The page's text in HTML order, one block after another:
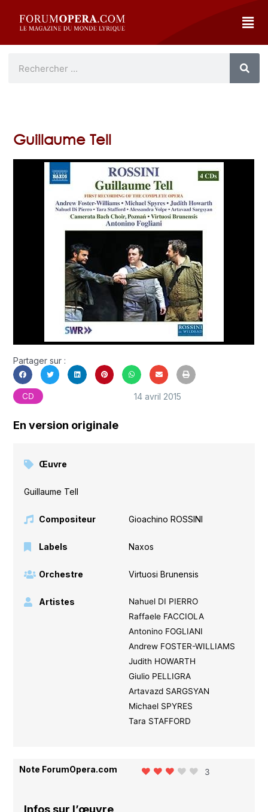
Guillaume Tell
Partager sur :
CD 14 avril 2015
En version originale
Œuvre
Guillaume Tell
Compositeur Gioachino ROSSINI
Labels Naxos
Orchestre Virtuosi Brunensis
Artistes
Nahuel DI PIERRO
Raffaele FACCIOLA
Antonino FOGLIANI
Andrew FOSTER-WILLIAMS
Judith HOWARTH
Giulio PELLIGRA
Artavazd SARGSYAN
Michael SPYRES
Tara STAFFORD
Note ForumOpera.com 3
Infos sur l’œuvre